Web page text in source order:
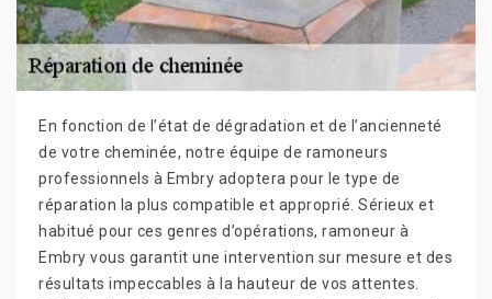
En fonction de l’état de dégradation et de l’ancienneté
de votre cheminée, notre équipe de ramoneurs
professionnels à Embry adoptera pour le type de
réparation la plus compatible et approprié. Sérieux et
habitué pour ces genres d’opérations, ramoneur à
Embry vous garantit une intervention sur mesure et des
résultats impeccables à la hauteur de vos attentes.